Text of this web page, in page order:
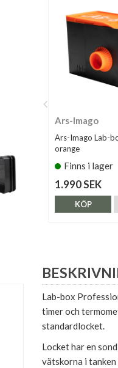
Ars-Imago
Ars-Imago Lab-
orange
Finns i lager
1.990 SEK
KÖP
Lab-box
timer och
standardlocket.
Locket har en
vätskorna i